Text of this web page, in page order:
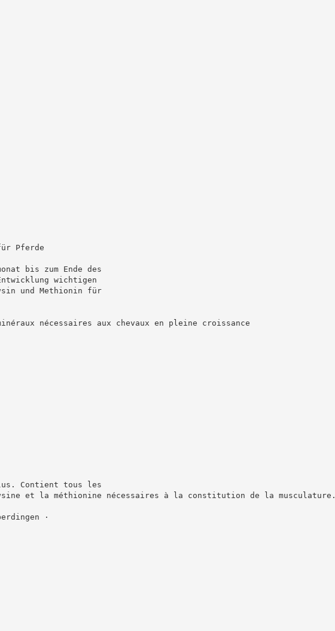
Pferde
bis zum Ende des
wichtigen
und Methionin für
nécessaires aux chevaux en pleine croissance
Contient tous les
et la méthionine nécessaires à la constitution de la musculature.
·